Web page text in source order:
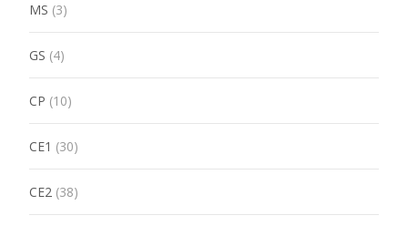
MS (3)
GS (4)
CP (10)
CE1 (30)
CE2 (38)